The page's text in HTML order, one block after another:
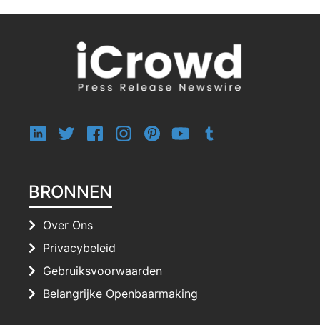
BRONNEN
Over Ons
Privacybeleid
Gebruiksvoorwaarden
Belangrijke Openbaarmaking